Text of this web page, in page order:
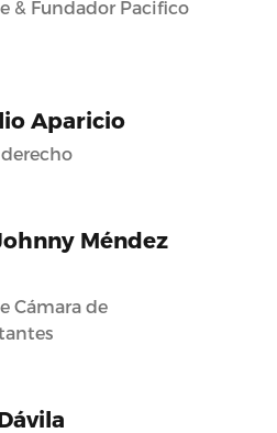
& Fundador Pacifico
Aparicio
Méndez
Cámara de